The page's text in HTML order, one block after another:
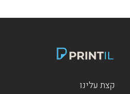
קצת עלינו